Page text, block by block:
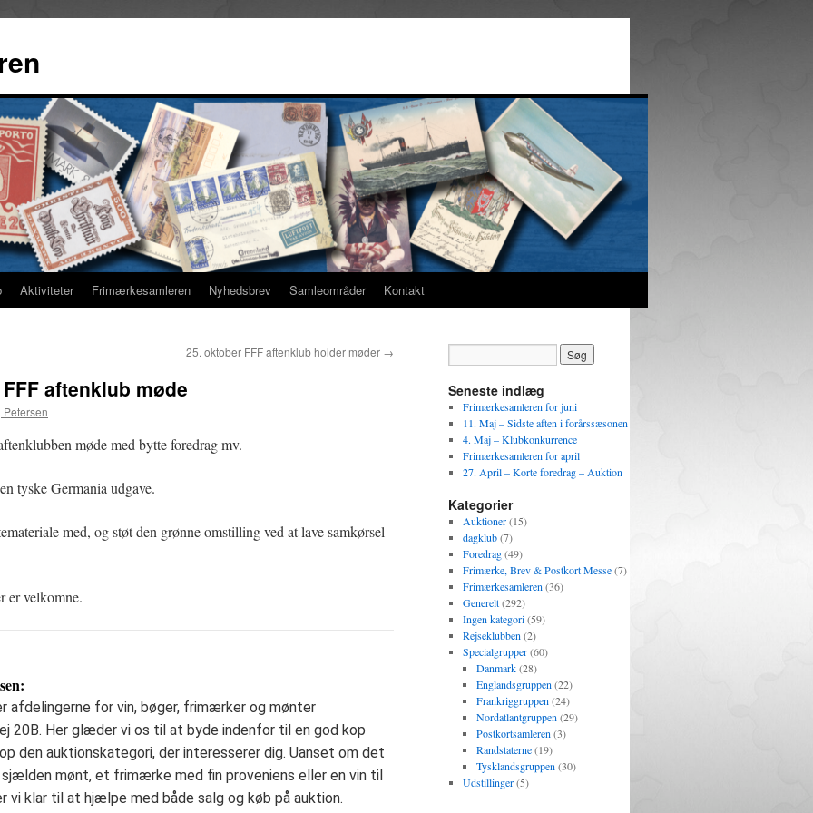
Aktiviteter Frimærkesamleren Nyhedsbrev Samleområder Kontakt
25. oktober FFF aftenklub holder møder →
aftenklub møde
Petersen
møde med bytte foredrag mv.
tyske Germania udgave.
med, og støt den grønne omstilling ved at lave samkørsel
er velkomne.
afdelingerne for vin, bøger, frimærker og mønter
20B. Her glæder vi os til at byde indenfor til en god kop
den auktionskategori, der interesserer dig. Uanset om det
mønt, et frimærke med fin proveniens eller en vin til
vi klar til at hjælpe med både salg og køb på auktion.
Seneste indlæg
Frimærkesamleren for juni
11. Maj – Sidste aften i forårssæsonen
4. Maj – Klubkonkurrence
Frimærkesamleren for april
27. April – Korte foredrag – Auktion
Kategorier
Auktioner(15)
dagklub(7)
Foredrag(49)
Frimærke, Brev & Postkort Messe(7)
Frimærkesamleren (36)
Generelt(292)
Ingen kategori(59)
Rejseklubben (2)
Specialgrupper(60)
Danmark(28)
Englandsgruppen (22)
Frankriggruppen (24)
Nordatlantgruppen (29)
Postkortsamleren (3)
Randstaterne(19)
Tysklandsgruppen (30)
Udstillinger(5)